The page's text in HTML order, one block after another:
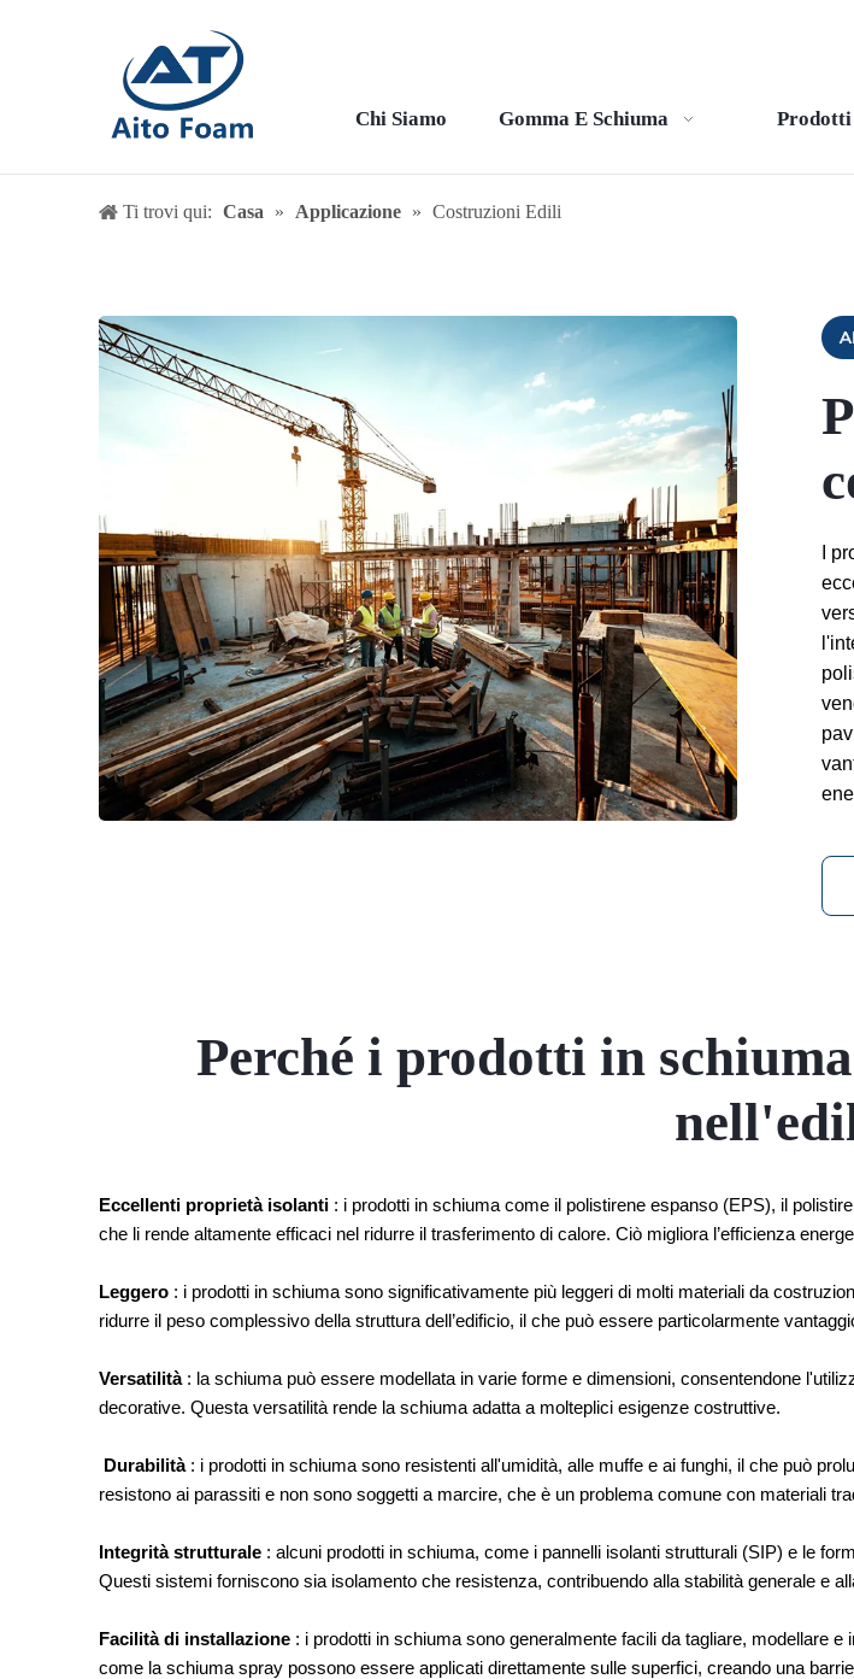
Chi Siamo Gomma E Schiuma Prodotti
Ti trovi qui: Casa » Applicazione » Costruzioni Edili
I
Perché i prodotti in
Eccellenti proprietà isolanti : i prodotti in schiuma come il polistirene espanso (EPS), il
che li rende altamente efficaci nel ridurre il trasferimento di calore. Ciò migliora l’efficienza
Leggero : i prodotti in schiuma sono significativamente più leggeri di molti materiali da
ridurre il peso complessivo della struttura dell’edificio, il che può essere particolarmente
Versatilità : la schiuma può essere modellata in varie forme e dimensioni, consentendone
decorative. Questa versatilità rende la schiuma adatta a molteplici esigenze costruttive.
Durabilità : i prodotti in schiuma sono resistenti all'umidità, alle muffe e ai funghi, il che può
resistono ai parassiti e non sono soggetti a marcire, che è un problema comune con materiali
Integrità strutturale : alcuni prodotti in schiuma, come i pannelli isolanti strutturali (SIP) e le
Questi sistemi forniscono sia isolamento che resistenza, contribuendo alla stabilità generale e
Facilità di installazione : i prodotti in schiuma sono generalmente facili da tagliare, modellare
come la schiuma spray possono essere applicati direttamente sulle superfici, creando una